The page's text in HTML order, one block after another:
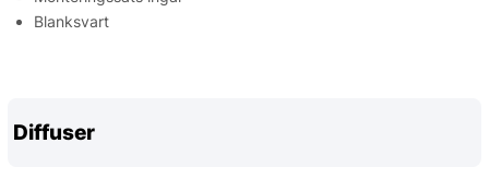
Blanksvart
Diffuser